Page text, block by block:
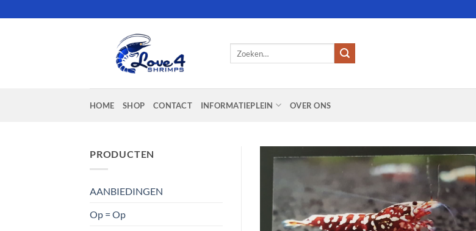
naar
HOME SHOP CONTACT INFORMATIEPLEIN OVER ONS
PRODUCTEN
AANBIEDINGEN
Op = Op
Add to
Wishlist